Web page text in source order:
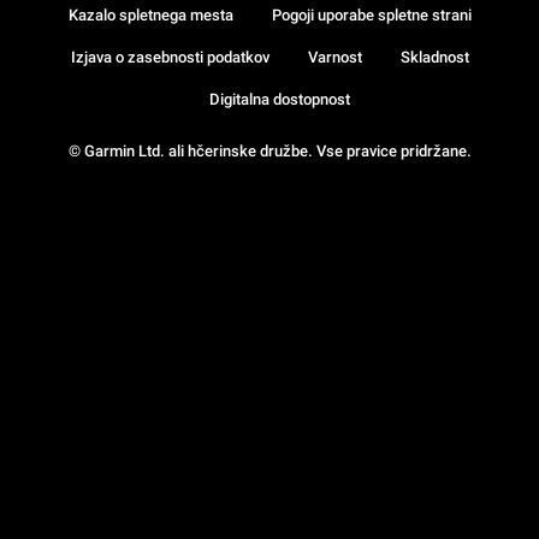
© Garmin Ltd. ali hčerinske družbe. Vse pravice pridržane.
Kazalo spletnega mesta Pogoji uporabe spletne strani
Izjava o zasebnosti podatkov Varnost Skladnost
Digitalna dostopnost